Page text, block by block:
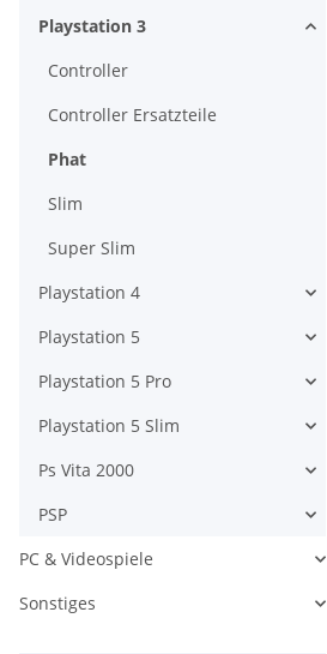
Playstation 3
Controller
Controller Ersatzteile
Phat
Slim
Super Slim
Playstation 4
Playstation 5
Playstation 5 Pro
Playstation 5 Slim
Ps Vita 2000
PSP
PC & Videospiele
Sonstiges